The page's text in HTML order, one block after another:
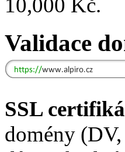
10,000 Kč.
Validace
SSL
domény